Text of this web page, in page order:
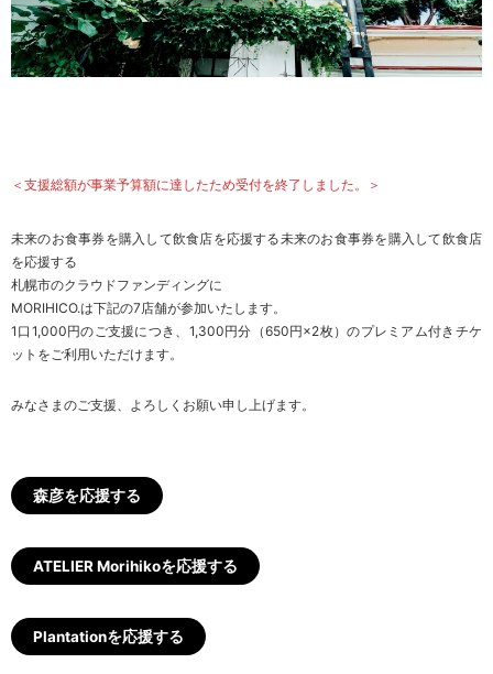
＜支援総額が事業予算額に達したため受付を終了しました。＞
未来のお食事券を購入して飲食店を応援する未来のお食事券を購入して飲食店
を応援する
札幌市のクラウドファンディングに
MORIHICO.は下記の7店舗が参加いたします。
1口1,000円のご支援につき、1,300円分（650円×2枚）のプレミアム付きチケ
ットをご利用いただけます。
みなさまのご支援、よろしくお願い申し上げます。
森彦を応援する
ATELIER Morihikoを応援する
Plantationを応援する